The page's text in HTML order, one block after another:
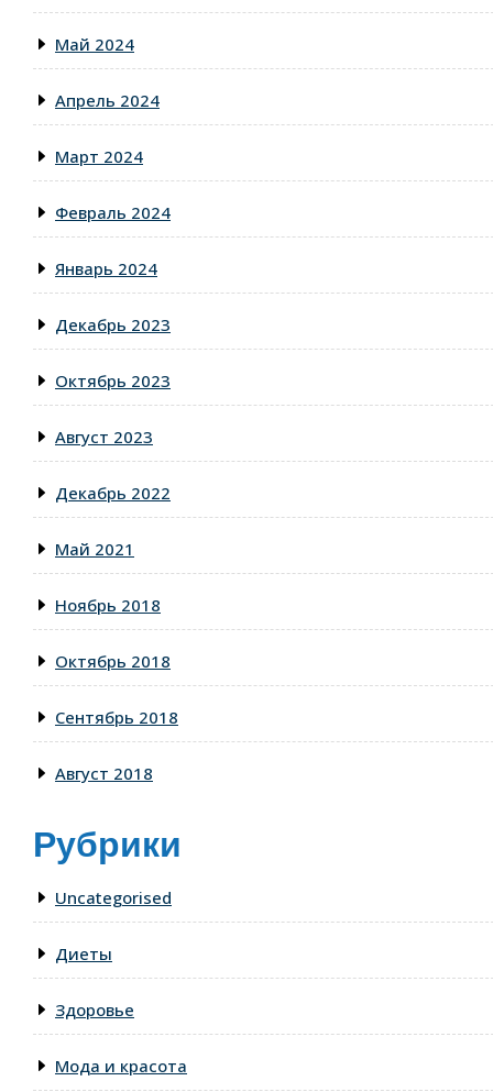
Май 2024
Апрель 2024
Март 2024
Февраль 2024
Январь 2024
Декабрь 2023
Октябрь 2023
Август 2023
Декабрь 2022
Май 2021
Ноябрь 2018
Октябрь 2018
Сентябрь 2018
Август 2018
Рубрики
Uncategorised
Диеты
Здоровье
Мода и красота